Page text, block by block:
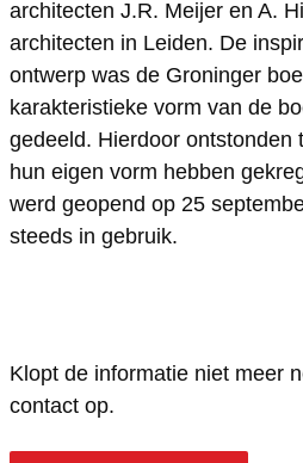
h
u
s
L
e
e
t
e
u
i
s
L
architecten J.R. Meijer en A.
architecten in Leiden. De
ontwerp was de Groninger
karakteristieke vorm van de
gedeeld. Hierdoor ontstonden
hun eigen vorm hebben
werd geopend op 25
steeds in gebruik.
Klopt de informatie niet meer
contact op.